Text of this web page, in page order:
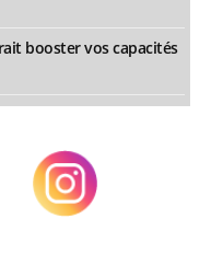
booster vos capacités